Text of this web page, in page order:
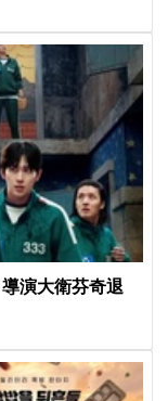
演大衛芬奇退